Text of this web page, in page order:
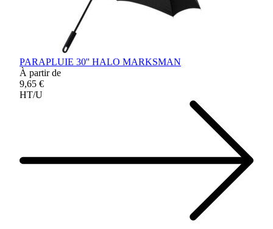
PARAPLUIE 30'' HALO MARKSMAN
À partir de
9,65 €
HT/U